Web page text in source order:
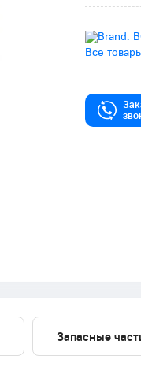
Все
Запасные